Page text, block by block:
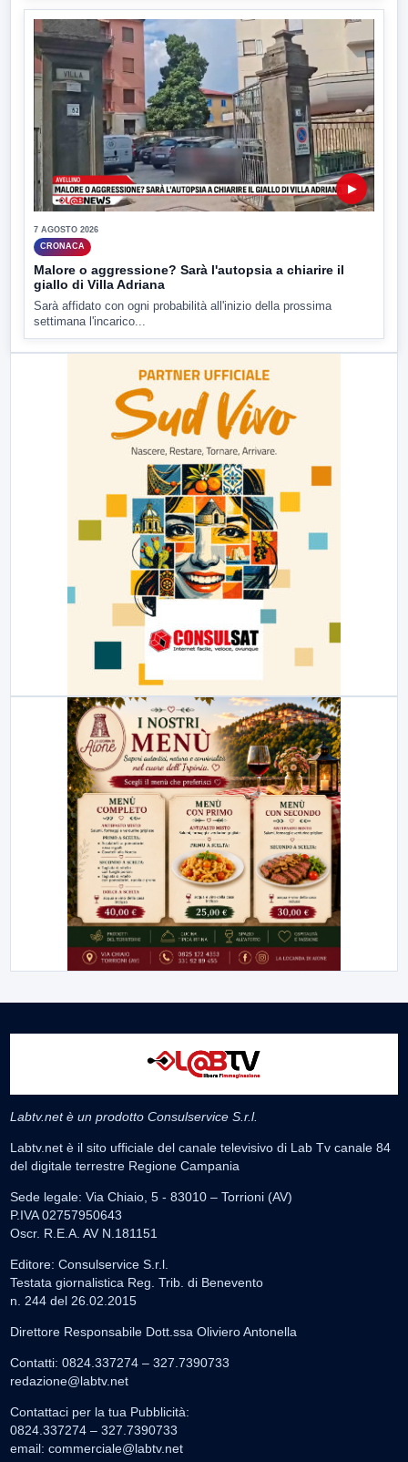
▶
7 AGOSTO 2026
CRONACA
Malore o aggressione? Sarà l'autopsia a chiarire il
giallo di Villa Adriana
Sarà affidato con ogni probabilità all'inizio della prossima
settimana l'incarico...
Labtv.net è un prodotto Consulservice S.r.l.
Labtv.net è il sito ufficiale del canale televisivo di Lab Tv canale 84
del digitale terrestre Regione Campania
Sede legale: Via Chiaio, 5 - 83010 – Torrioni (AV)
P.IVA 02757950643
Oscr. R.E.A. AV N.181151
Editore: Consulservice S.r.l.
Testata giornalistica Reg. Trib. di Benevento
n. 244 del 26.02.2015
Direttore Responsabile Dott.ssa Oliviero Antonella
Contatti: 0824.337274 – 327.7390733
redazione@labtv.net
Contattaci per la tua Pubblicità:
0824.337274 – 327.7390733
email: commerciale@labtv.net